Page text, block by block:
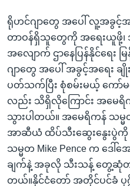
ရိုဟင်ဂျာတွေ အပေါ် လူ့အခွင့်အ
တာဝန်ရှိသူတွေကို အရေးယူဖို့၊ ဒ
အလျောက် ဌာနေပြန်နိုင်ရေး
ဂျာတွေ အပေါ် အခွင့်အရေး ခ
ပတ်သက်ပြီး စုံစမ်းမယ့် ကေ
လည်း သိရှိလိုကြောင်း အမေ
သွားပါတယ်။ အမေရိကန် သမ္မ
အာဆီယံ ထိပ်သီးဆွေးနွေး
သမ္မတ Mike Pence က ဒေ
ချက်နဲ့ အခုလို သီးသန့် တွေ့ဆုံတ
တယ်။နိုင်ငံတော် အတိုင်ပင်ခံ ပု